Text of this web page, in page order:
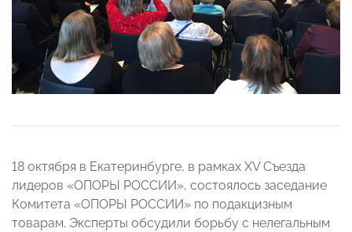
18 октября в Екатеринбурге, в рамках XV Съезда
лидеров «ОПОРЫ РОССИИ», состоялось заседание
Комитета «ОПОРЫ РОССИИ» по подакцизным
товарам. Эксперты обсудили борьбу с нелегальным